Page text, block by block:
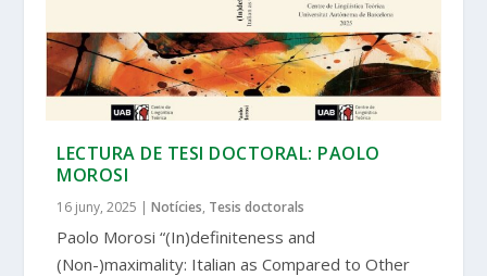
LECTURA DE TESI DOCTORAL: PAOLO
MOROSI
16 juny, 2025 |Notícies, Tesis doctorals
Paolo Morosi “(In)definiteness and
(Non-)maximality: Italian as Compared to Other